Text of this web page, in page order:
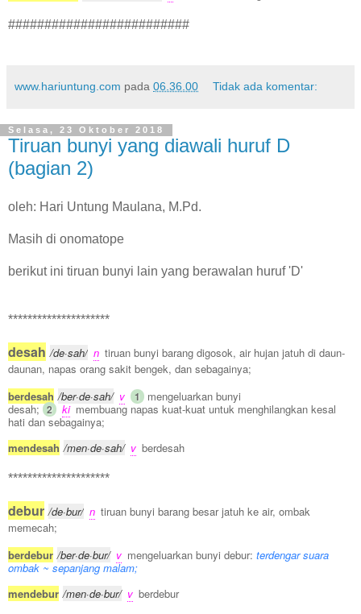
#########################
www.hariuntung.com pada 06.36.00 Tidak ada komentar:
Selasa, 23 Oktober 2018
Tiruan bunyi yang diawali huruf D
(bagian 2)
oleh: Hari Untung Maulana, M.Pd.
Masih di onomatope
berikut ini tiruan bunyi lain yang berawalan huruf 'D'
*********************
desah /de·sah/ n tiruan bunyi barang digosok, air hujan jatuh di daun-
daunan, napas orang sakit bengek, dan sebagainya;
berdesah /ber·de·sah/ v 1
mengeluarkan bunyi
desah; 2 ki membuang napas kuat-kuat untuk menghilangkan kesal
hati dan sebagainya;
mendesah /men·de·sah/ v berdesah
*********************
debur /de·bur/ n tiruan bunyi barang besar jatuh ke air, ombak
memecah;
berdebur /ber·de·bur/ v mengeluarkan bunyi debur: terdengar suara
ombak ~ sepanjang malam;
mendebur /men·de·bur/ v berdebur